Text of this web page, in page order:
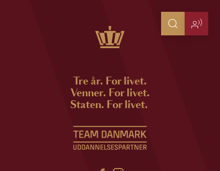
Tre år. For livet.
Venner. For livet.
Staten. For livet.